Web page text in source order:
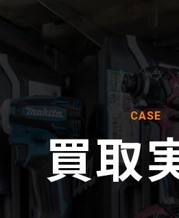
CASE
買取